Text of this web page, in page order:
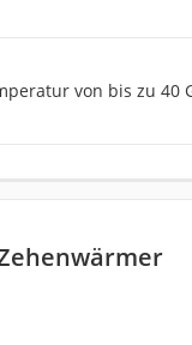
von bis zu 40